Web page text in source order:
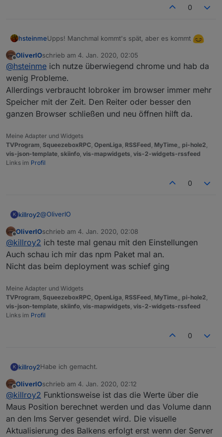
0
hsteinmeUpps! Manchmal kommt's spät, aber es kommt
Es handelt sich hier um ein Problem des Browsers.
Firefox, Opera und Edge zeigen die "Besiedelung"
der Datenpunkte korrekt und vollständig an. Lediglich
Chrome benimmt sich kräftig daneben.
Sorry für meine voreilige Verbreitung von Unruhe.
Sollheute(siehe Uhrzeit
) nicht mehr
vorkommen ...
Offline
OliverIOschrieb am 4. Jan. 2020, 02:05
zuletzt editiert von
@hsteinme ich nutze überwiegend chrome und hab da
wenig Probleme.
Allerdings verbraucht Iobroker im browser immer mehr
Speicher mit der Zeit. Den Reiter oder besser den
ganzen Browser schließen und neu öffnen hilft da.
Meine Adapter und Widgets
TVProgram, SqueezeboxRPC, OpenLiga, RSSFeed, MyTime,, pi-hole2,
vis-json-template, skiinfo, vis-mapwidgets, vis-2-widgets-rssfeed
Links im Profil
0
K killroy2@OliverIO
eigentlich alles default
Offline
OliverIOschrieb am 4. Jan. 2020, 02:08
zuletzt editiert von
@killroy2 ich teste mal genau mit den Einstellungen
Auch schau ich mir das npm Paket mal an.
Nicht das beim deployment was schief ging
Meine Adapter und Widgets
TVProgram, SqueezeboxRPC, OpenLiga, RSSFeed, MyTime,, pi-hole2,
vis-json-template, skiinfo, vis-mapwidgets, vis-2-widgets-rssfeed
Links im Profil
0
K killroy2Habe ich gemacht.
iobroker squeezeboxrpc -v
0.8.25
Zu test setze ich den Rahmen und Margin auf extra
gross. Klick auf Rahmen klappt, in Margin nicht.
Was mir noch auffällt, manche Eingaben auf Balken
werden abhängig vom Zustand ignoriert oder erst bei
Offline
OliverIOschrieb am 4. Jan. 2020, 02:12
zuletzt editiert von
@killroy2 Funktionsweise ist das die Werte über die
Maus Position berechnet werden und das Volume dann
an den lms Server gesendet wird. Die visuelle
Aktualisierung des Balkens erfolgt erst wenn der Server